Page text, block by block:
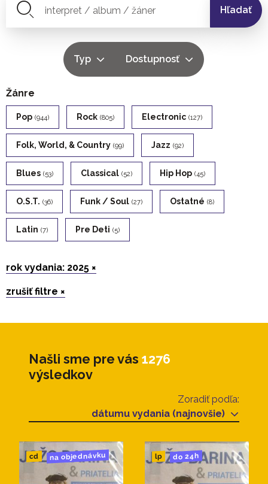
Hľadať
Typ Dostupnosť
Žánre
Pop (944) Rock (805) Electronic (127)
Folk, World, & Country (99) Jazz (92)
Blues (53) Classical (52) Hip Hop (45)
O.s.t. (36) Funk / Soul (27) Ostatné (8)
Latin (7) Pre Deti (5)
rok vydania: 2025 ×
zrušiť filtre ×
Našli sme pre vás 1276
výsledkov
Zoradiť podľa:
dátumu vydania (najnovšie)
cd na objednávku lp do 24h